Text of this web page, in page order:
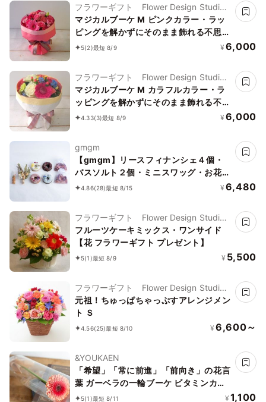
フラワーギフト Flower Design Studio
花歩
マジカルブーケ M ピンクカラー・ラッ
ピングを解かずにそのまま飾れる不思議
な花束 「」
5(2)最短 8/9 ¥ 6,000
フラワーギフト Flower Design Studio
花歩
マジカルブーケ M カラフルカラー・ラ
ッピングを解かずにそのまま飾れる不思
議な花束・誕生日などお祝いに 「」
4.33(3)最短 8/9 ¥ 6,000
gmgm
【gmgm】リースフィナンシェ４個・
バスソルト２個・ミニスワッグ・お花の
コルクマグネットのセット
4.86(28)最短 8/15 ¥ 6,480
フラワーギフト Flower Design Studio
花歩
フルーツケーキミックス・ワンサイド
【花 フラワーギフト プレゼント】
5(1)最短 8/9 ¥ 5,500
フラワーギフト Flower Design Studio
花歩
元祖！ちゅっぱちゃっぷすアレンジメン
ト Ｓ
4.56(25)最短 8/10 ¥ 6,600～
&YOUKAEN
「希望」「常に前進」「前向き」の花言
葉 ガーベラの一輪ブーケ ビタミンカラ
ーのおまかせガーベラ1本ラッピング 約
5(1)最短 8/11 ¥ 1,100